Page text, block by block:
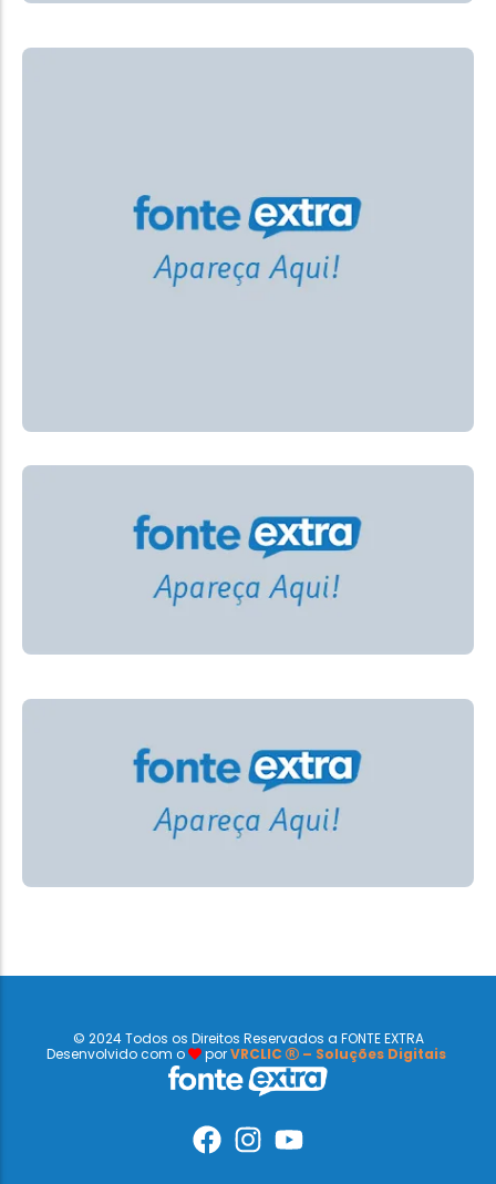
© 2024 Todos os Direitos Reservados a FONTE EXTRA
Desenvolvido com o
porVRCLIC – Soluções Digitais